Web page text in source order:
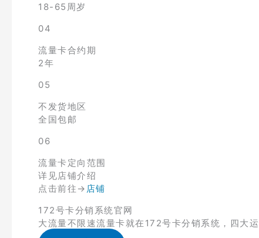
18-65周岁
04
流量卡合约期
2年
05
不发货地区
全国包邮
06
流量卡定向范围
详见店铺介绍
点击前往→ 店铺
172号卡分销系统官网
大流量不限速流量卡就在172号卡分销系统，四大